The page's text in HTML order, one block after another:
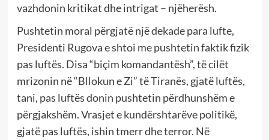
vazhdonin kritikat dhe intrigat – njëherësh.
Pushtetin moral përgjatë një dekade para lufte,
Presidenti Rugova e shtoi me pushtetin faktik fizik
pas luftës. Disa “biçim komandantësh”, të cilët
mrizonin në “Bllokun e Zi” të Tiranës, gjatë luftës,
tani, pas luftës donin pushtetin përdhunshëm e
përgjakshëm. Vrasjet e kundërshtarëve politikë,
gjatë pas luftës, ishin tmerr dhe terror. Në